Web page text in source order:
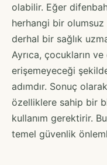
olabilir. Eğer
herhangi bir olumsuz
derhal bir sağlık
Ayrıca, çocukların
erişemeyeceği
adımdır. Sonuç
özelliklere sahip bir
kullanım gerektirir.
temel güvenlik